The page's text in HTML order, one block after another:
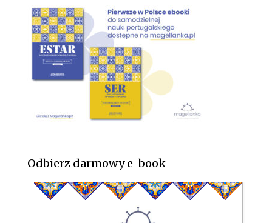
Odbierz darmowy e-book